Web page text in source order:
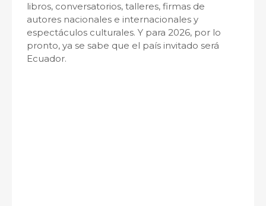
libros, conversatorios, talleres, firmas de
autores nacionales e internacionales y
espectáculos culturales. Y para 2026, por lo
pronto, ya se sabe que el país invitado será
Ecuador.